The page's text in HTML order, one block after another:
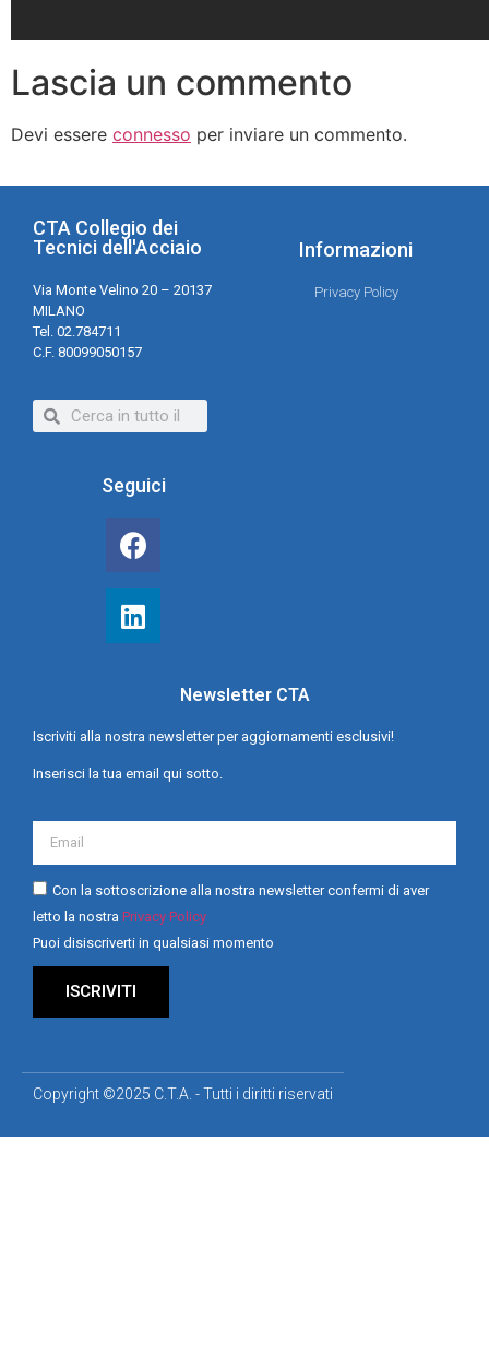
Lascia un commento
Devi essere connesso per inviare un commento.
CTA Collegio dei
Tecnici dell'Acciaio
Via Monte Velino 20 – 20137
MILANO
Tel. 02.784711
C.F. 80099050157
Informazioni
Privacy Policy
Seguici
Newsletter CTA
Iscriviti alla nostra newsletter per aggiornamenti esclusivi!
Inserisci la tua email qui sotto.
Con la sottoscrizione alla nostra newsletter confermi di aver
letto la nostra Privacy Policy
Puoi disiscriverti in qualsiasi momento
ISCRIVITI
Copyright ©2025 C.T.A. - Tutti i diritti riservati